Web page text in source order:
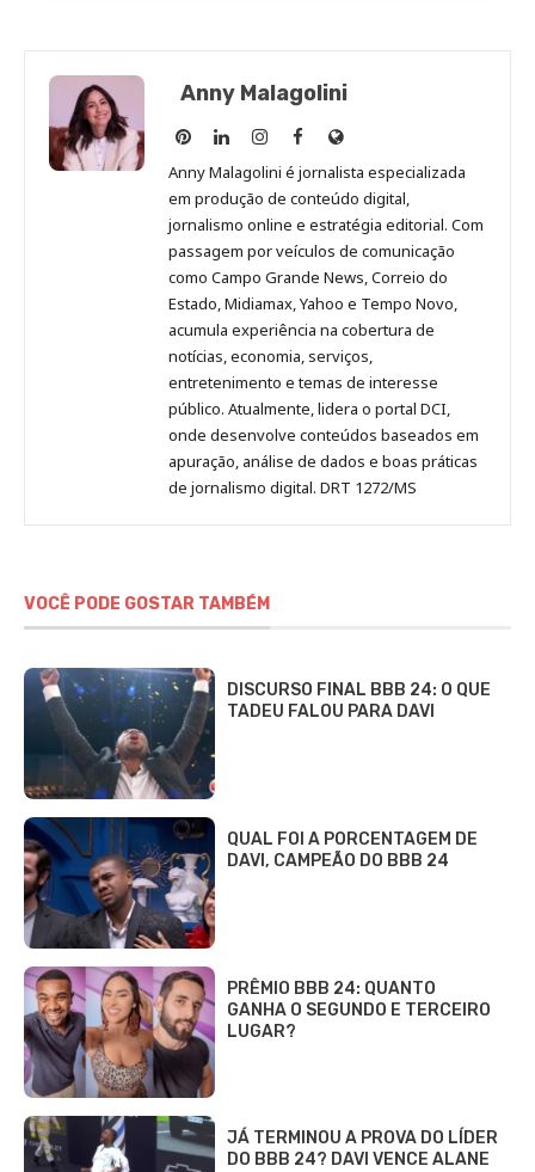
Anny Malagolini
Anny
Malagolini
no
Pinterest
Anny
Malagolini
no
LinkedIn
Anny
Malagolini
no
Instagram
Anny
Malagolini
no
Facebook
Site
de
Anny
Malagolini
Anny Malagolini é jornalista especializada
em produção de conteúdo digital,
jornalismo online e estratégia editorial. Com
passagem por veículos de comunicação
como Campo Grande News, Correio do
Estado, Midiamax, Yahoo e Tempo Novo,
acumula experiência na cobertura de
notícias, economia, serviços,
entretenimento e temas de interesse
público. Atualmente, lidera o portal DCI,
onde desenvolve conteúdos baseados em
apuração, análise de dados e boas práticas
de jornalismo digital. DRT 1272/MS
VOCÊ PODE GOSTAR TAMBÉM
DISCURSO FINAL BBB 24: O QUE
TADEU FALOU PARA DAVI
QUAL FOI A PORCENTAGEM DE
DAVI, CAMPEÃO DO BBB 24
PRÊMIO BBB 24: QUANTO
GANHA O SEGUNDO E TERCEIRO
LUGAR?
JÁ TERMINOU A PROVA DO LÍDER
DO BBB 24? DAVI VENCE ALANE